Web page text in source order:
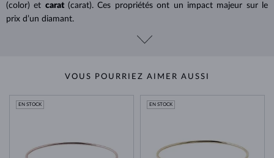
(color) et carat (carat). Ces propriétés ont un impact majeur sur le
prix d’un diamant.
VOUS POURRIEZ AIMER AUSSI
EN STOCK EN STOCK